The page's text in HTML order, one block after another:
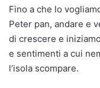
Fino a che lo
Peter pan, andare e
di crescere e
e sentimenti a cui
l’isola scompare.